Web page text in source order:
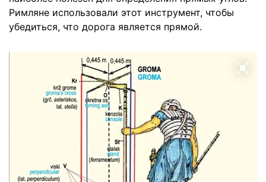
Римляне использовали этот инструмент, чтобы
убедиться, что дорога является прямой.